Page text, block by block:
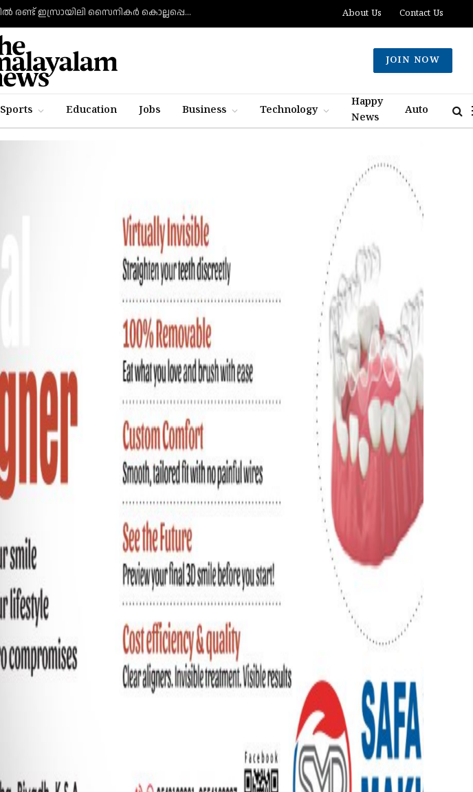
ദക്ഷിണ ലെബനോനില്‍ ബോംബ് സ്‌ഫോടനത്തില്‍ രണ്ട് ഇസ്രായിലി സൈനികര്‍ കൊല്ലപ്പെട്ടു; ഏഴുപേര്‍ക്ക് പരിക്ക് About Us Contact Us
JOIN NOW
Sports Education Jobs Business Technology
Happy
News
Auto